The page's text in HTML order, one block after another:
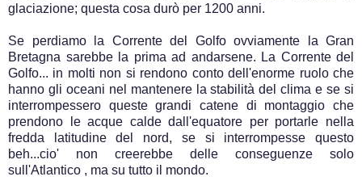
glaciazione; questa cosa durò per 1200 anni.
Se perdiamo la Corrente del Golfo ovviamente la Gran
Bretagna sarebbe la prima ad andarsene. La Corrente del
Golfo... in molti non si rendono conto dell'enorme ruolo che
hanno gli oceani nel mantenere la stabilità del clima e se si
interrompessero queste grandi catene di montaggio che
prendono le acque calde dall'equatore per portarle nella
fredda latitudine del nord, se si interrompesse questo
beh...cio' non creerebbe delle conseguenze solo
sull'Atlantico , ma su tutto il mondo.